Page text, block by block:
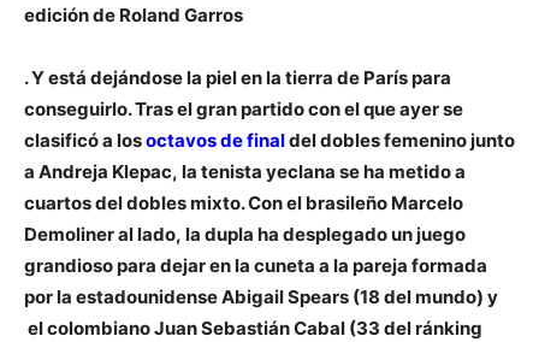
edición de Roland Garros
. Y está dejándose la piel en la tierra de París para
conseguirlo. Tras el gran partido con el que ayer se
clasificó a losoctavos de finaldel dobles femenino junto
a Andreja Klepac, la tenista yeclana se ha metido a
cuartos del dobles mixto. Con el brasileño Marcelo
Demolineral lado, la dupla ha desplegado un juego
grandioso para dejar en la cuneta a la pareja formada
por la estadounidense Abigail Spears (18 del mundo) y
el colombiano Juan Sebastián Cabal (33 del ránking